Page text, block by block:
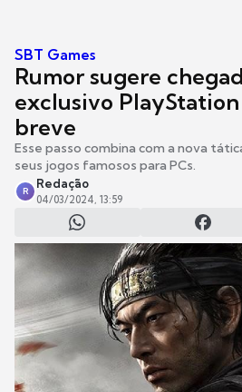
SBT Games
Rumor sugere
exclusivo PlayStation
breve
Esse passo combina com a nova
seus jogos famosos para PCs.
R
Redação
04/03/2024, 13:59